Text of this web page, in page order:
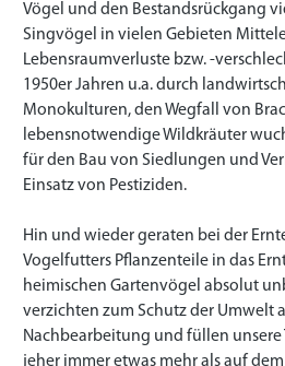
Vögel und den Bestandsrückgang
Singvögel in vielen Gebieten
Lebensraumverluste bzw. -
1950er Jahren u.a. durch
Monokulturen, den Wegfall von
lebensnotwendige Wildkräuter
für den Bau von Siedlungen und
Einsatz von Pestiziden.
Hin und wieder geraten bei der
Vogelfutters Pflanzenteile in das
heimischen Gartenvögel absolut
verzichten zum Schutz der Umwelt
Nachbearbeitung und füllen unsere
jeher immer etwas mehr als auf